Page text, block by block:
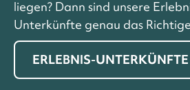
liegen? Dann sind unsere
Unterkünfte genau das
ERLEBNIS-UNTERKÜNFTE